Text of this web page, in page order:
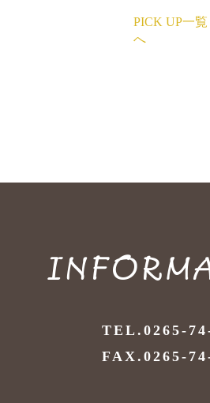
PICK UP一覧
へ
TEL.0265-
FAX.0265-